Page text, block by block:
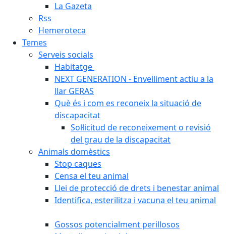
La Gazeta
Rss
Hemeroteca
Temes
Serveis socials
Habitatge
NEXT GENERATION - Envelliment actiu a la
llar GERAS
Què és i com es reconeix la situació de
discapacitat
Sol·licitud de reconeixement o revisió
del grau de la discapacitat
Animals domèstics
Stop caques
Censa el teu animal
Llei de protecció de drets i benestar animal
Identifica, esterilitza i vacuna el teu animal
Gossos potencialment perillosos